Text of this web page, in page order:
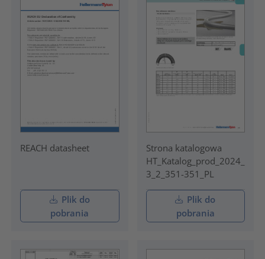
REACH datasheet
Plik do
pobrania
Strona katalogowa
HT_Katalog_prod_2024_
3_2_351-351_PL
Plik do
pobrania